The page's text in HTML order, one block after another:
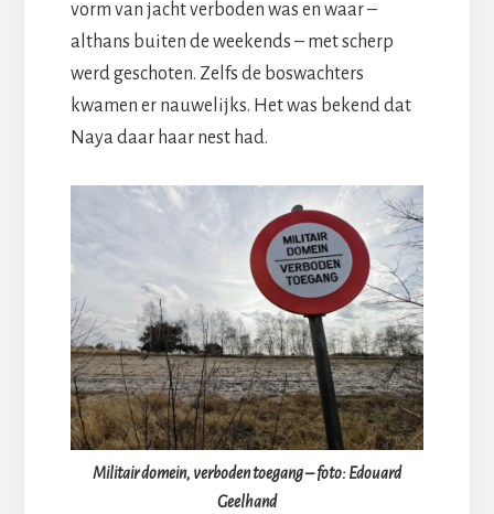
vorm van jacht verboden was en waar –
althans buiten de weekends – met scherp
werd geschoten. Zelfs de boswachters
kwamen er nauwelijks. Het was bekend dat
Naya daar haar nest had.
Militair domein, verboden toegang – foto: Edouard
Geelhand